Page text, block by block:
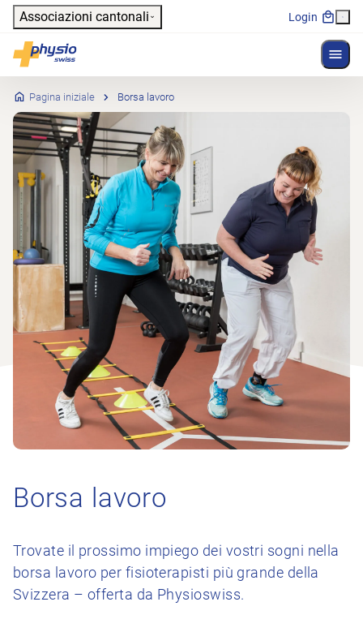
Header
Associazioni cantonali Login
Physioswiss
Navigazione principale
Pagina iniziale Borsa lavoro
Borsa lavoro
Trovate il prossimo impiego dei vostri sogni nella
borsa lavoro per fisioterapisti più grande della
Svizzera – offerta da Physioswiss.